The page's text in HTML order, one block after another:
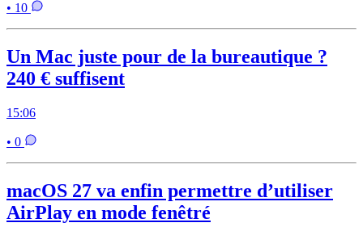
• 10
Un Mac juste pour de la bureautique ?
240 € suffisent
15:06
• 0
macOS 27 va enfin permettre d’utiliser
AirPlay en mode fenêtré